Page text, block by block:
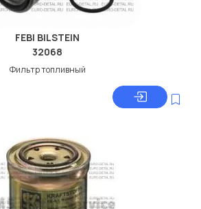
FEBI BILSTEIN
32068
Фильтр топливный